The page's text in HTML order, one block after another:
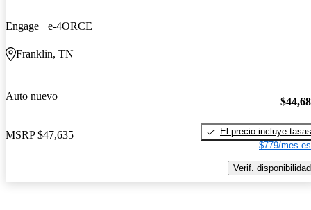
Engage+ e-4ORCE
Franklin, TN
Auto nuevo
MSRP $47,635
El precio incluye tasas
$779/mes
Verif. disponibilidad